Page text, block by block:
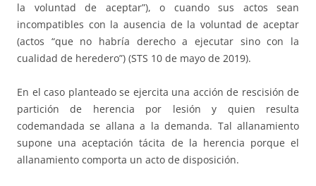
la voluntad de aceptar”), o cuando sus actos sean
incompatibles con la ausencia de la voluntad de aceptar
(actos “que no habría derecho a ejecutar sino con la
cualidad de heredero”) (STS 10 de mayo de 2019).
En el caso planteado se ejercita una acción de rescisión de
partición de herencia por lesión y quien resulta
codemandada se allana a la demanda. Tal allanamiento
supone una aceptación tácita de la herencia porque el
allanamiento comporta un acto de disposición.